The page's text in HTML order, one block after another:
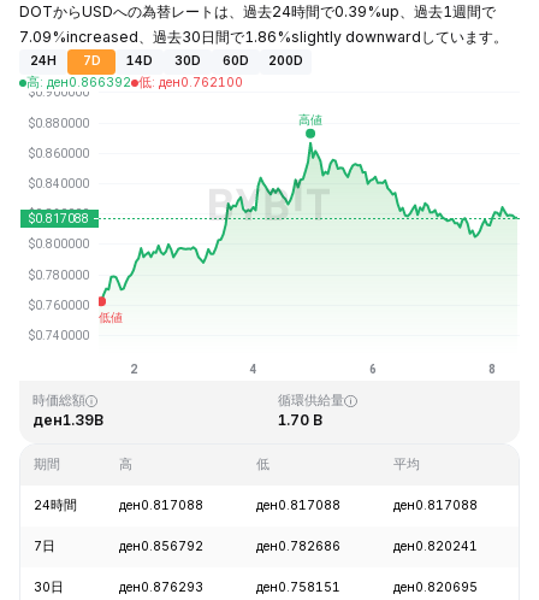
DOTからUSDへの為替レートは、過去24時間で0.39%up、過去1週間で
7.09%increased、過去30日間で1.86%slightly downwardしています。
24H 7D 14D 30D 60D
200D
高: ден0.866392 低: ден0.762100
最終更新日時：2026-08-08、10:08 GMT+0
過去最高値
ден0.746764
時価総額
ден1.39B
循環供給量
1.70 B
期間 高 低 平均
24時間 ден0.817088 ден0.817088 ден0.817088
7日 ден0.856792 ден0.782686 ден0.820241
30日 ден0.876293 ден0.758151 ден0.820695